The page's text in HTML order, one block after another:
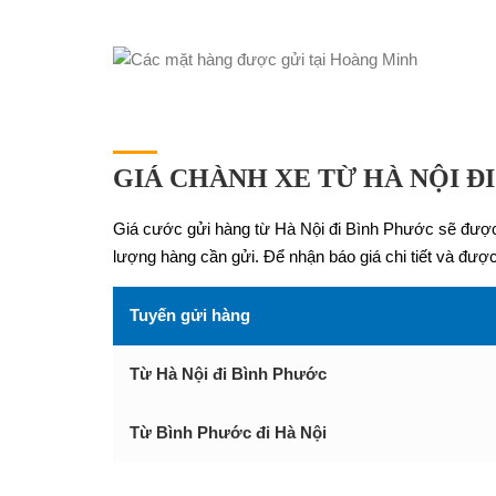
GIÁ CHÀNH XE TỪ HÀ NỘI
Giá cước gửi hàng từ Hà Nội đi Bình Phước sẽ
lượng hàng cần gửi. Để nhận báo giá chi tiết và
Tuyến gửi hàng
Từ Hà Nội đi Bình Phước
Từ Bình Phước đi Hà Nội